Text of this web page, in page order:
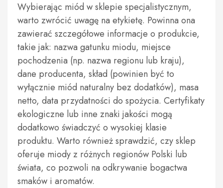
Wybierając miód w sklepie specjalistycznym,
warto zwrócić uwagę na etykietę. Powinna ona
zawierać szczegółowe informacje o produkcie,
takie jak: nazwa gatunku miodu, miejsce
pochodzenia (np. nazwa regionu lub kraju),
dane producenta, skład (powinien być to
wyłącznie miód naturalny bez dodatków), masa
netto, data przydatności do spożycia. Certyfikaty
ekologiczne lub inne znaki jakości mogą
dodatkowo świadczyć o wysokiej klasie
produktu. Warto również sprawdzić, czy sklep
oferuje miody z różnych regionów Polski lub
świata, co pozwoli na odkrywanie bogactwa
smaków i aromatów.